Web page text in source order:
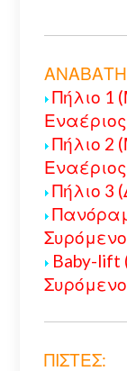
Πήλιο 1
Πήλιο 2
Πήλιο 3
Baby-lift
ΠΙΣΤΕΣ: